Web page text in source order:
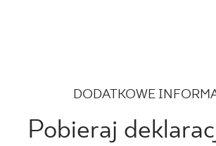
DODATKOWE
Pobieraj